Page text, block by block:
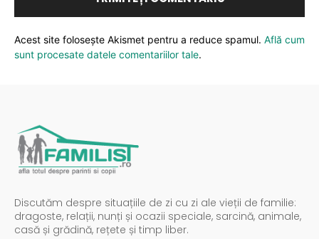
Acest site folosește Akismet pentru a reduce spamul. Află cum
sunt procesate datele comentariilor tale.
Discutăm despre situațiile de zi cu zi ale vieții de familie:
dragoste, relații, nunți și ocazii speciale, sarcină, animale,
casă și grădină, rețete și timp liber.